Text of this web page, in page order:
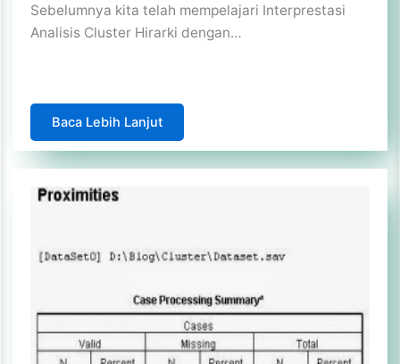
Sebelumnya kita telah mempelajari Interprestasi
Analisis Cluster Hirarki dengan…
Baca Lebih Lanjut